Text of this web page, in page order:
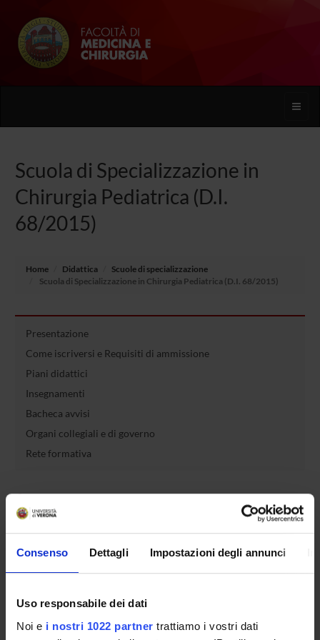
Consenso Dettagli Impostazioni degli annunci
Uso responsabile dei dati
Noi e i nostri 1022 partner trattiamo i vostri dati
Toggle
Scuola di Specializzazione in
Chirurgia Pediatrica (D.I.
68/2015)
Home Didattica
Scuole di specializzazione
Scuola di Specializzazione in Chirurgia Pediatrica (D.I. 68/2015)
Presentazione
Come iscriversi e Requisiti di ammissione
Piani didattici
Insegnamenti
Bacheca avvisi
Organi collegiali e di governo
Rete formativa
OFFERTA FORMATIVA
CORSI DI LAUREA